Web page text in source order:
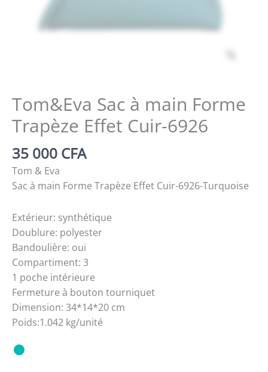
Tom&Eva Sac à main Forme
Trapèze Effet Cuir-6926
35 000 CFA
Tom & Eva
Sac à main Forme Trapèze Effet Cuir-6926-Turquoise
Extérieur: synthétique
Doublure: polyester
Bandoulière: oui
Compartiment: 3
1 poche intérieure
Fermeture à bouton tourniquet
Dimension: 34*14*20 cm
Poids:1.042 kg/unité